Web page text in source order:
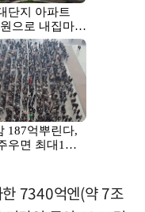
7340억엔(약 7조